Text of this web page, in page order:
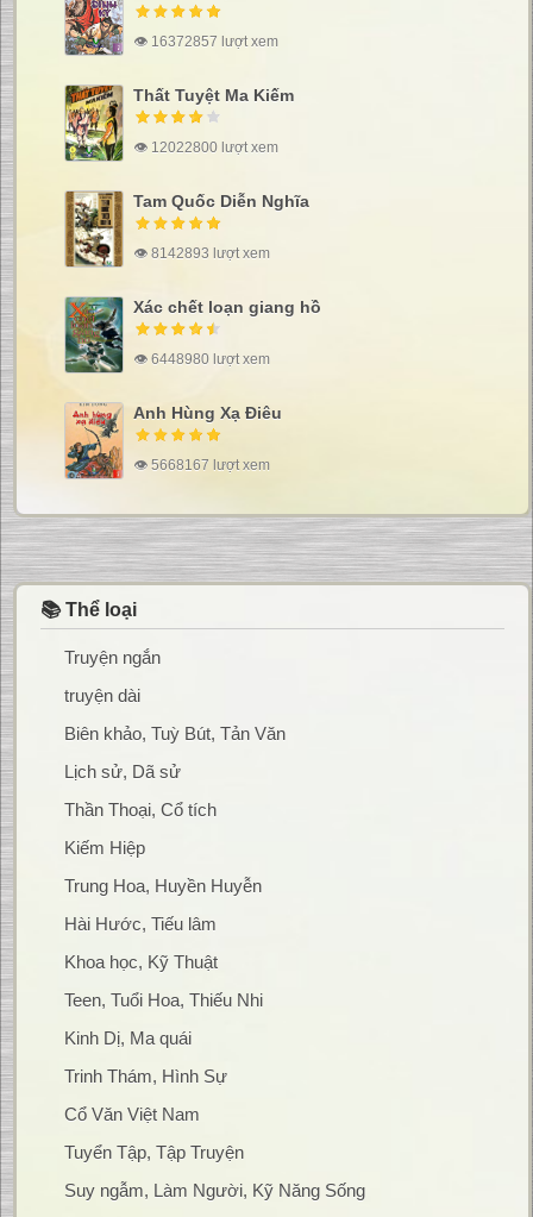
👁 16372857 lượt xem
Thất Tuyệt Ma Kiếm
👁 12022800 lượt xem
Tam Quốc Diễn Nghĩa
👁 8142893 lượt xem
Xác chết loạn giang hồ
👁 6448980 lượt xem
Anh Hùng Xạ Điêu
👁 5668167 lượt xem
📚 Thể loại
Truyện ngắn
truyện dài
Biên khảo, Tuỳ Bút, Tản Văn
Lịch sử, Dã sử
Thần Thoại, Cổ tích
Kiếm Hiệp
Trung Hoa, Huyền Huyễn
Hài Hước, Tiếu lâm
Khoa học, Kỹ Thuật
Teen, Tuổi Hoa, Thiếu Nhi
Kinh Dị, Ma quái
Trinh Thám, Hình Sự
Cổ Văn Việt Nam
Tuyển Tập, Tập Truyện
Suy ngẫm, Làm Người, Kỹ Năng Sống